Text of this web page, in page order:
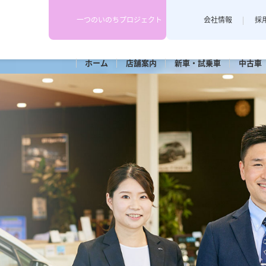
一つのいのちプロジェクト 会社情報 採
ホーム 店舗案内
店
ット長野
カースポット上田(上田店併設)
ニカルセンター
部品センター(上田店併設)
小諸店
新車・試乗車 中古車
メンテナンス
タッフブログ
店舗のスタッフがカーライフや